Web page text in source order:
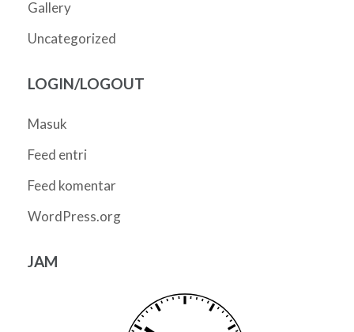
Gallery
Uncategorized
LOGIN/LOGOUT
Masuk
Feed entri
Feed komentar
WordPress.org
JAM